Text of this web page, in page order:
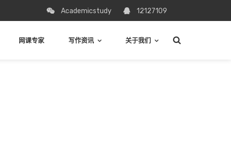
Academicstudy 12127109
网课专家 写作资讯 关于我们